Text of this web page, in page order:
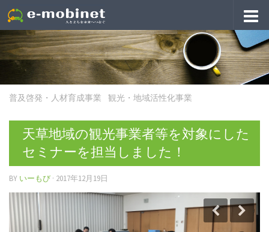
普及啓発・人材育成事業 観光・地域活性化事業
天草地域の観光事業者等を対象にした
セミナーを担当しました！
BY いーもび · 2017年12月19日